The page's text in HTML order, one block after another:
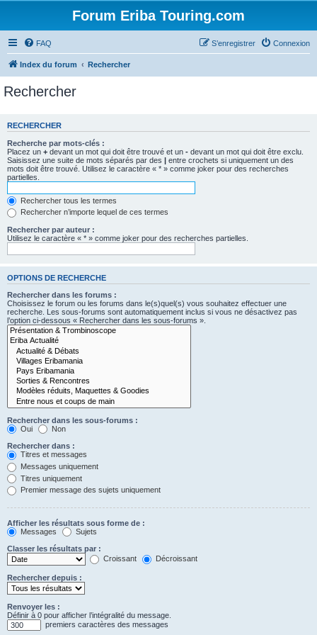
Forum Eriba Touring.com
FAQ Connexion
S’enregistrer
Index du forum Rechercher
Rechercher
RECHERCHER
Recherche par mots-clés :
Placez un + devant un mot qui doit être trouvé et un - devant un mot qui doit être exclu.
Saisissez une suite de mots séparés par des | entre crochets si uniquement un des
mots doit être trouvé. Utilisez le caractère « * » comme joker pour des recherches
partielles.
Rechercher tous les termes
Rechercher n’importe lequel de ces termes
Rechercher par auteur :
Utilisez le caractère « * » comme joker pour des recherches partielles.
OPTIONS DE RECHERCHE
Rechercher dans les forums :
Choisissez le forum ou les forums dans le(s)quel(s) vous souhaitez effectuer une
recherche. Les sous-forums sont automatiquement inclus si vous ne désactivez pas
l’option ci-dessous « Rechercher dans les sous-forums ».
Rechercher dans les sous-forums :
Oui
Non
Rechercher dans :
Titres et messages
Messages uniquement
Titres uniquement
Premier message des sujets uniquement
Afficher les résultats sous forme de :
Messages
Sujets
Classer les résultats par :
Croissant
Décroissant
Rechercher depuis :
Renvoyer les :
Définir à 0 pour afficher l’intégralité du message.
premiers caractères des messages